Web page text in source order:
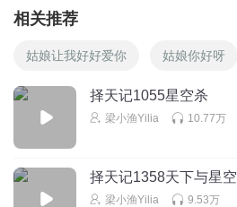
刀，一个使枪，两看相厌，让人
人，陈玄霸和陈长生，性格特点
回复 2024-03-23
小雅一提醒您
多年前 看过的小说 现在在听5：
回复
13811216aqs 回复 @ 小雅一提醒您:
相关推荐
姑娘让我好好爱你 姑娘你好呀
择天记1055星空杀
梁小渔Yilia 10.77万
择天记1358天下与星
梁小渔Yilia 9.53万